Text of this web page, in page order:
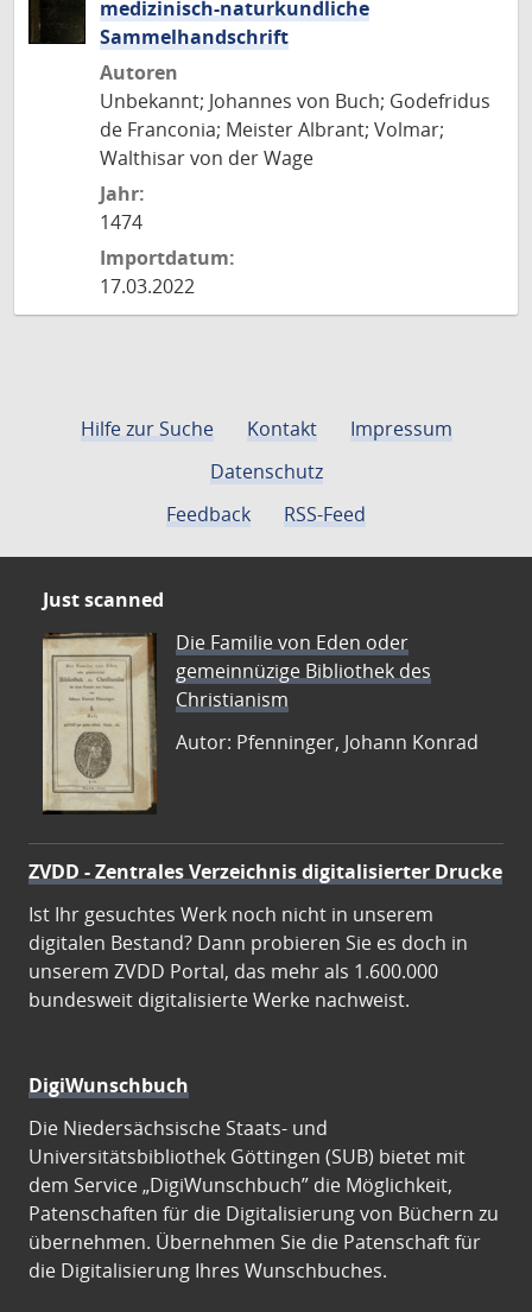
medizinisch-naturkundliche
Sammelhandschrift
Autoren
Unbekannt; Johannes von Buch; Godefridus
de Franconia; Meister Albrant; Volmar;
Walthisar von der Wage
Jahr:
1474
Importdatum:
17.03.2022
Hilfe zur Suche Kontakt
Impressum
Datenschutz
Feedback
RSS-Feed
Just scanned
Die Familie von Eden oder
gemeinnüzige Bibliothek des
Christianism
Autor: Pfenninger, Johann Konrad
ZVDD - Zentrales Verzeichnis digitalisierter Drucke
Ist Ihr gesuchtes Werk noch nicht in unserem
digitalen Bestand? Dann probieren Sie es doch in
unserem ZVDD Portal, das mehr als 1.600.000
bundesweit digitalisierte Werke nachweist.
DigiWunschbuch
Die Niedersächsische Staats- und
Universitätsbibliothek Göttingen (SUB) bietet mit
dem Service „DigiWunschbuch” die Möglichkeit,
Patenschaften für die Digitalisierung von Büchern zu
übernehmen. Übernehmen Sie die Patenschaft für
die Digitalisierung Ihres Wunschbuches.